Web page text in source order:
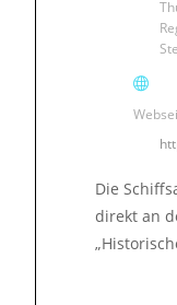
Die
direkt an